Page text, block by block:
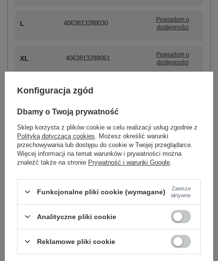
L 4063813288030
Powiadom o
dostępności
XL 4063813288061
Powiadom o
dostępności
Masz pytanie? Chętnie pomożemy.
Zadzwoń+48 601 547 740 Zadaj pytanie
dominujący
gładki
jeansowe
długość
przed kolano
materiał
bawełna
Konfiguracja zgód
Dbamy o Twoją prywatność
Sklep korzysta z plików cookie w celu realizacji usług zgodnie z
Polityką dotyczącą cookies . Możesz określić warunki
przechowywania lub dostępu do cookie w Twojej przeglądarce.
Więcej informacji na temat warunków i prywatności można
znaleźć także na stronie Prywatność i warunki Google
Funkcjonalne pliki cookie (wymagane)
Zawsze
aktywne
Analityczne pliki cookie
Reklamowe pliki cookie